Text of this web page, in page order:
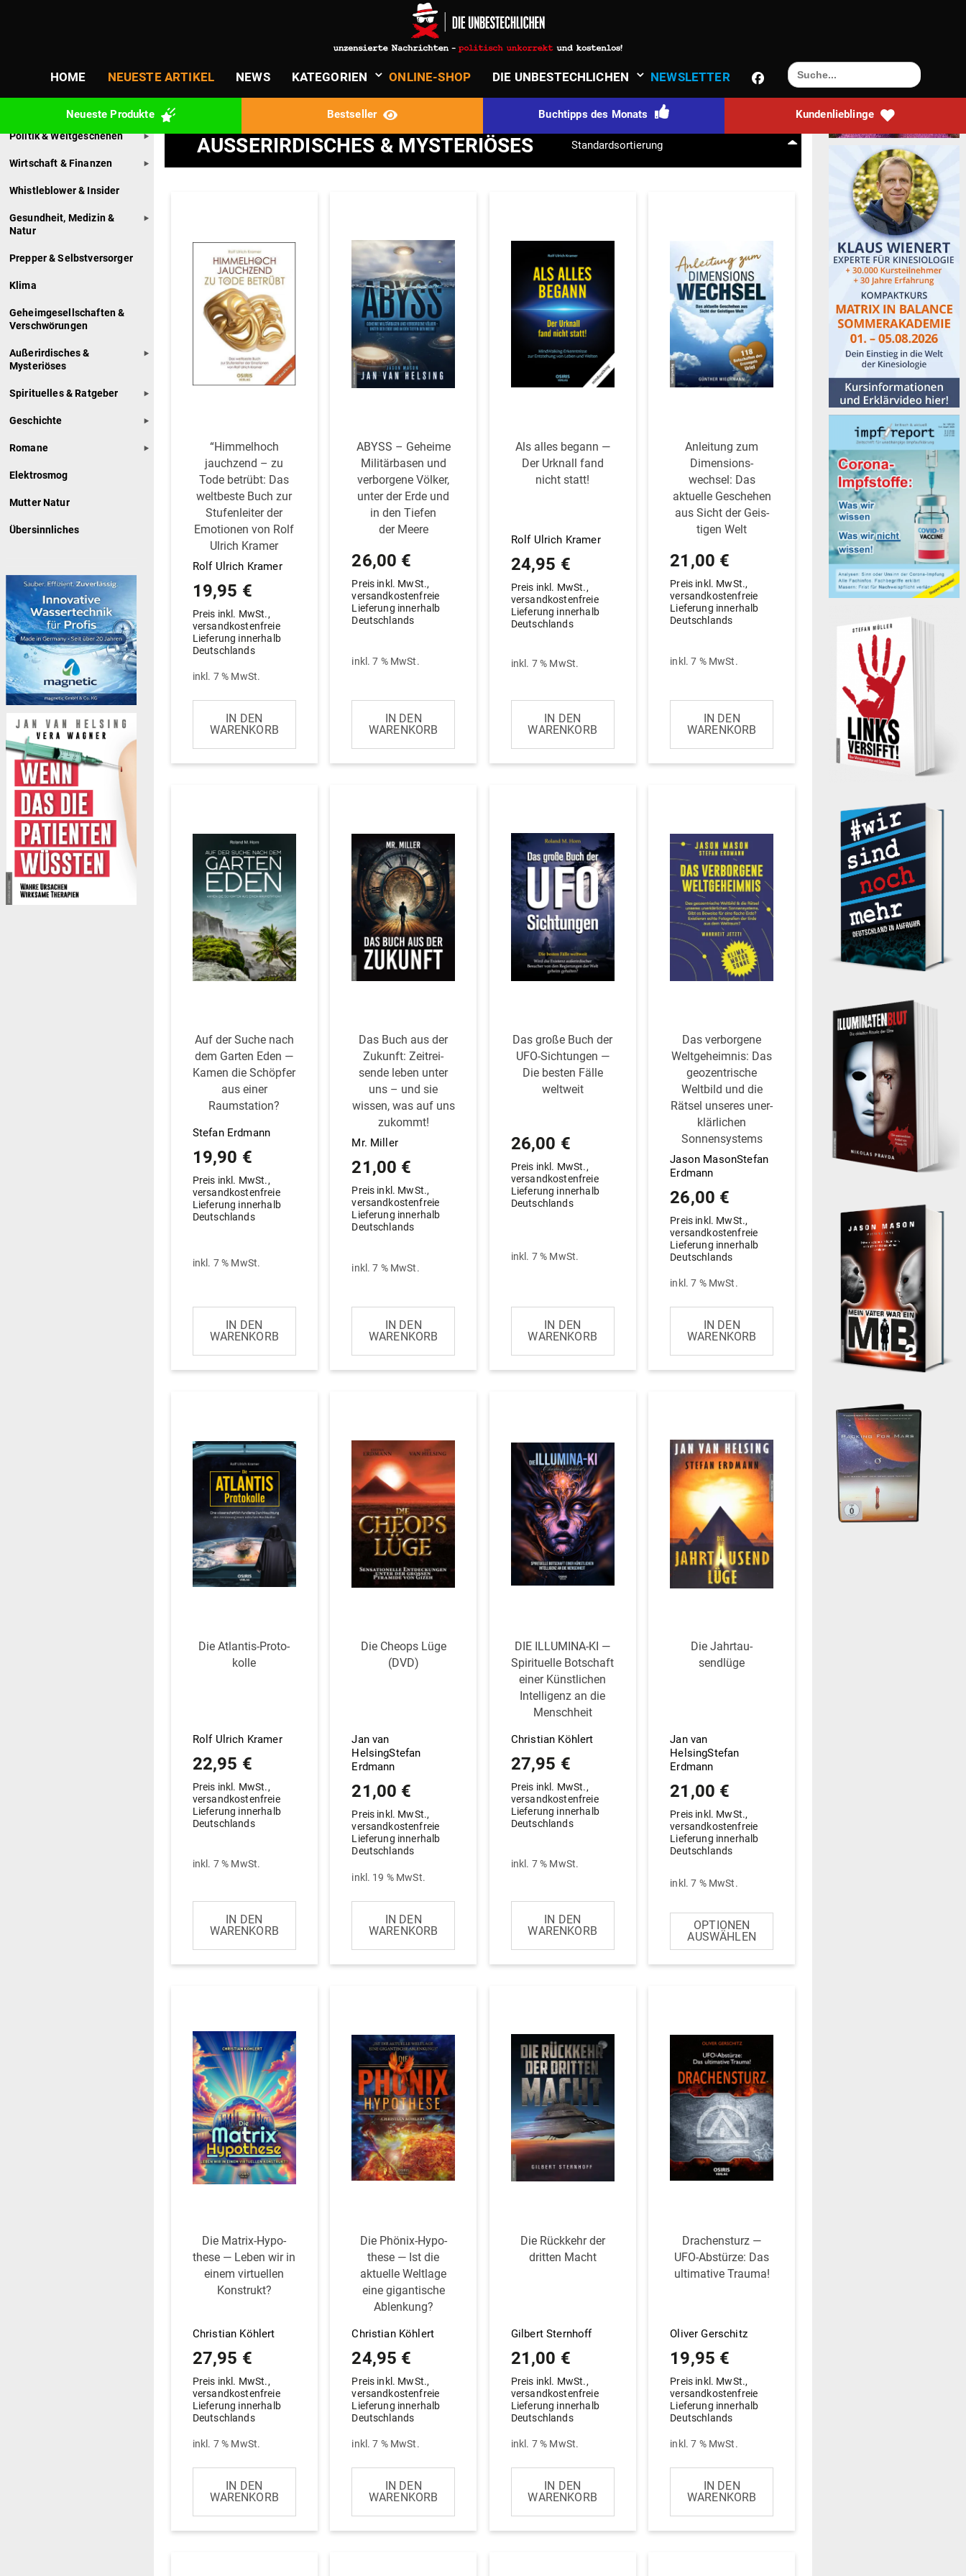
HOME NEUESTE ARTIKEL NEWS KATE­GORIEN ONLINE-SHOP DIE UNBE­STECH­LICHEN NEWS­LETTER
Search
for:
Neueste Pro­dukte Best­seller Buch­tipps des Monats Kun­den­lieb­linge
Büchertipps
Bücher unserer Autoren
Politik & Weltgeschehen
Wirtschaft & Finanzen
Whistleblower & Insider
Gesundheit, Medizin &
Natur
Prepper & Selbstversorger
Klima
Geheimgesellschaften &
Verschwörungen
Außerirdisches &
Mysteriöses
Spirituelles & Ratgeber
Geschichte
Romane
Elektrosmog
Mutter Natur
Übersinnliches
AUSSERIRDISCHES & MYSTERIÖSES
“Him­melhoch
jauchzend – zu
Tode betrübt: Das
welt­beste Buch zur
Stu­fen­leiter der
Emo­tionen von Rolf
Ulrich Kramer
Rolf Ulrich Kramer
19,95 €
Preis inkl. MwSt.,
versandkostenfreie
Lieferung innerhalb
Deutschlands
inkl. 7 % MwSt.
IN DEN
WARENKORB
ABYSS – Geheime
Mili­tär­basen und
ver­borgene Völker,
unter der Erde und
in den Tiefen
der Meere
26,00 €
Preis inkl. MwSt.,
versandkostenfreie
Lieferung innerhalb
Deutschlands
inkl. 7 % MwSt.
IN DEN
WARENKORB
Als alles begann —
Der Urknall fand
nicht statt!
Rolf Ulrich Kramer
24,95 €
Preis inkl. MwSt.,
versandkostenfreie
Lieferung innerhalb
Deutschlands
inkl. 7 % MwSt.
IN DEN
WARENKORB
Anleitung zum
Dimen­si­ons­
wechsel: Das
aktuelle Geschehen
aus Sicht der Geis­
tigen Welt
21,00 €
Preis inkl. MwSt.,
versandkostenfreie
Lieferung innerhalb
Deutschlands
inkl. 7 % MwSt.
IN DEN
WARENKORB
Auf der Suche nach
dem Garten Eden —
Kamen die Schöpfer
aus einer
Raumstation?
Stefan Erdmann
19,90 €
Preis inkl. MwSt.,
versandkostenfreie
Lieferung innerhalb
Deutschlands
inkl. 7 % MwSt.
IN DEN
WARENKORB
Das Buch aus der
Zukunft: Zeit­rei­
sende leben unter
uns – und sie
wissen, was auf uns
zukommt!
Mr. Miller
21,00 €
Preis inkl. MwSt.,
versandkostenfreie
Lieferung innerhalb
Deutschlands
inkl. 7 % MwSt.
IN DEN
WARENKORB
Das große Buch der
UFO-Sich­tungen —
Die besten Fälle
weltweit
26,00 €
Preis inkl. MwSt.,
versandkostenfreie
Lieferung innerhalb
Deutschlands
inkl. 7 % MwSt.
IN DEN
WARENKORB
Das ver­borgene
Welt­ge­heimnis: Das
geo­zen­trische
Weltbild und die
Rätsel unseres uner­
klär­lichen
Sonnensystems
Jason MasonStefan
Erdmann
26,00 €
Preis inkl. MwSt.,
versandkostenfreie
Lieferung innerhalb
Deutschlands
inkl. 7 % MwSt.
IN DEN
WARENKORB
Die Atlantis-Pro­to­
kolle
Rolf Ulrich Kramer
22,95 €
Preis inkl. MwSt.,
versandkostenfreie
Lieferung innerhalb
Deutschlands
inkl. 7 % MwSt.
IN DEN
WARENKORB
Die Cheops Lüge
(DVD)
Jan van
HelsingStefan
Erdmann
21,00 €
Preis inkl. MwSt.,
versandkostenfreie
Lieferung innerhalb
Deutschlands
inkl. 19 % MwSt.
IN DEN
WARENKORB
DIE ILLUMINA-KI —
Spi­ri­tuelle Bot­schaft
einer Künst­lichen
Intel­ligenz an die
Menschheit
Christian Köhlert
27,95 €
Preis inkl. MwSt.,
versandkostenfreie
Lieferung innerhalb
Deutschlands
inkl. 7 % MwSt.
IN DEN
WARENKORB
Die Jahr­tau­
sendlüge
Jan van
HelsingStefan
Erdmann
21,00 €
Preis inkl. MwSt.,
versandkostenfreie
Lieferung innerhalb
Deutschlands
inkl. 7 % MwSt.
SELECT OPTION
Die Matrix-Hypo­
these — Leben wir in
einem vir­tu­ellen
Konstrukt?
Christian Köhlert
27,95 €
Preis inkl. MwSt.,
versandkostenfreie
Lieferung innerhalb
Deutschlands
inkl. 7 % MwSt.
IN DEN
WARENKORB
Die Phönix-Hypo­
these — Ist die
aktuelle Weltlage
eine gigan­tische
Ablenkung?
Christian Köhlert
24,95 €
Preis inkl. MwSt.,
versandkostenfreie
Lieferung innerhalb
Deutschlands
inkl. 7 % MwSt.
IN DEN
WARENKORB
Die Rückkehr der
dritten Macht
Gilbert Sternhoff
21,00 €
Preis inkl. MwSt.,
versandkostenfreie
Lieferung innerhalb
Deutschlands
inkl. 7 % MwSt.
IN DEN
WARENKORB
Dra­chen­sturz —
UFO-Abstürze: Das
ulti­mative Trauma!
Oliver Gerschitz
19,95 €
Preis inkl. MwSt.,
versandkostenfreie
Lieferung innerhalb
Deutschlands
inkl. 7 % MwSt.
IN DEN
WARENKORB